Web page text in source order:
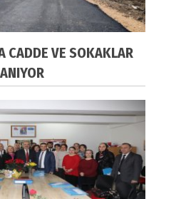
CADDE VE SOKAKLAR